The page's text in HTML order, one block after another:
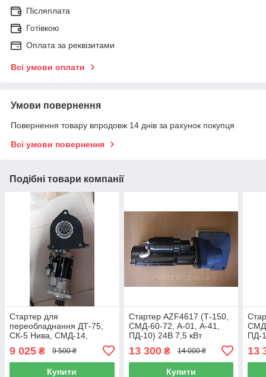
Післяплата
Готівкою
Оплата за реквізитами
Всі умови оплати
Умови повернення
Повернення товару впродовж 14 днів за рахунок покупця
Всі умови повернення
Подібні товари компанії
Стартер для
переобладнання ДТ-75,
СК-5 Нива, СМД-14,
СМД-15, СМД-17, СМД-18,
СМД-22, СМД-23, СМД-24,
9 025 ₴ 9 500 ₴
Купити
Стартер AZF4617 (Т-150,
СМД-60-72, А-01, А-41,
ПД-10) 24В 7,5 кВт
13 300₴ 14 000 ₴
Купити
ПД-
13